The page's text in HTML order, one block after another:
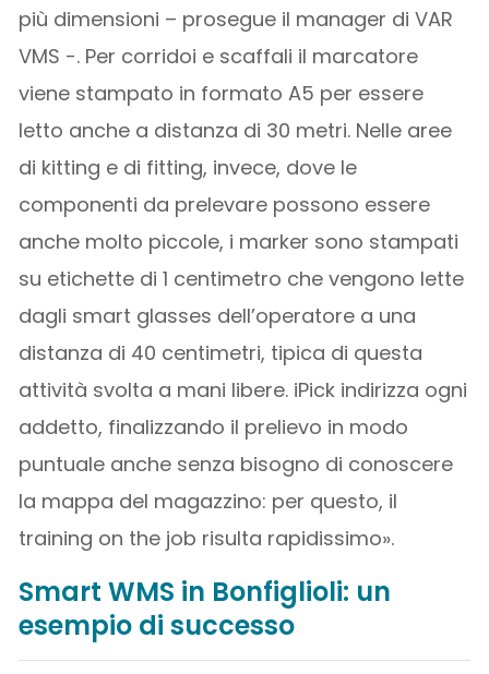
più dimensioni – prosegue il manager di VAR
VMS -. Per corridoi e scaffali il marcatore
viene stampato in formato A5 per essere
letto anche a distanza di 30 metri. Nelle aree
di kitting e di fitting, invece, dove le
componenti da prelevare possono essere
anche molto piccole, i marker sono stampati
su etichette di 1 centimetro che vengono lette
dagli smart glasses dell’operatore a una
distanza di 40 centimetri, tipica di questa
attività svolta a mani libere. iPick indirizza ogni
addetto, finalizzando il prelievo in modo
puntuale anche senza bisogno di conoscere
la mappa del magazzino: per questo, il
training on the job risulta rapidissimo».
Smart WMS in Bonfiglioli: un
esempio di successo